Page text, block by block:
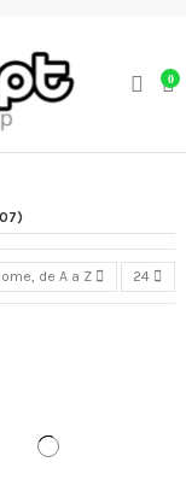
0
de A a Z 24